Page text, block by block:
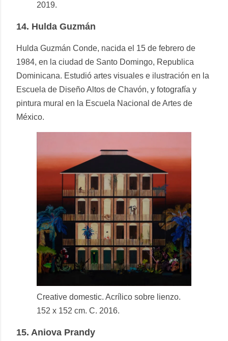
2019.
14. Hulda Guzmán
Hulda Guzmán Conde, nacida el 15 de febrero de
1984, en la ciudad de Santo Domingo, Republica
Dominicana. Estudió artes visuales e ilustración en la
Escuela de Diseño Altos de Chavón, y fotografía y
pintura mural en la Escuela Nacional de Artes de
México.
Creative domestic. Acrílico sobre lienzo.
152 x 152 cm. C. 2016.
15. Aniova Prandy